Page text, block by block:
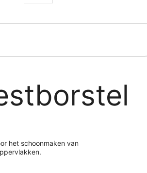
het schoonmaken van